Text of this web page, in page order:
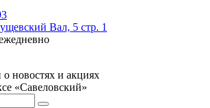
Вал, 5 стр. 1
новостях и акциях
«Савеловский»